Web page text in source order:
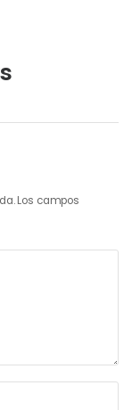
Los campos